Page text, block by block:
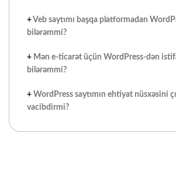
+ Veb saytımı başqa platformadan
bilərəmmi?
+ Mən e-ticarət üçün WordPress-dən
bilərəmmi?
+ WordPress saytımın ehtiyat nüsxəsini
vacibdirmi?